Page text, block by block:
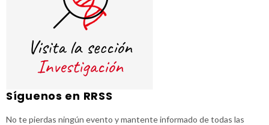
Síguenos en RRSS
No te pierdas ningún evento y mantente informado de todas las